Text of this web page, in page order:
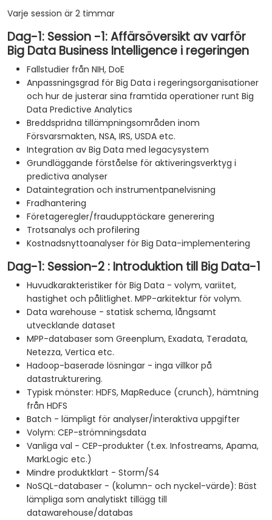
Varje session är 2 timmar
Dag-1: Session -1: Affärsöversikt av varför
Big Data Business Intelligence i regeringen
Fallstudier från NIH, DoE
Anpassningsgrad för Big Data i regeringsorganisationer
och hur de justerar sina framtida operationer runt Big
Data Predictive Analytics
Breddspridna tillämpningsområden inom
Försvarsmakten, NSA, IRS, USDA etc.
Integration av Big Data med legacysystem
Grundläggande förståelse för aktiveringsverktyg i
predictiva analyser
Dataintegration och instrumentpanelvisning
Fradhantering
Företageregler/fraudupptäckare generering
Trotsanalys och profilering
Kostnadsnyttoanalyser för Big Data-implementering
Dag-1: Session-2 : Introduktion till Big Data-1
Huvudkarakteristiker för Big Data - volym, variitet,
hastighet och pålitlighet. MPP-arkitektur för volym.
Data warehouse - statisk schema, långsamt
utvecklande dataset
MPP-databaser som Greenplum, Exadata, Teradata,
Netezza, Vertica etc.
Hadoop-baserade lösningar - inga villkor på
datastrukturering.
Typisk mönster: HDFS, MapReduce (crunch), hämtning
från HDFS
Batch - lämpligt för analyser/interaktiva uppgifter
Volym: CEP-strömningsdata
Vanliga val - CEP-produkter (t.ex. Infostreams, Apama,
MarkLogic etc.)
Mindre produktklart - Storm/S4
NoSQL-databaser - (kolumn- och nyckel-värde): Bäst
lämpliga som analytiskt tillägg till
datawarehouse/databas